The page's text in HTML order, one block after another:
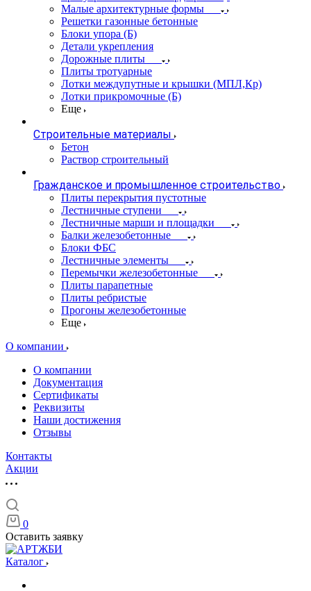
Малые архитектурные формы
Решетки газонные бетонные
Блоки упора (Б)
Детали укрепления
Дорожные плиты
Плиты тротуарные
Лотки междупутные и крышки (МПЛ,Кр)
Лотки прикромочные (Б)
Еще
Строительные материалы
Бетон
Раствор строительный
Гражданское и промышленное строительство
Плиты перекрытия пустотные
Лестничные ступени
Лестничные марши и площадки
Балки железобетонные
Блоки ФБС
Лестничные элементы
Перемычки железобетонные
Плиты парапетные
Плиты ребристые
Прогоны железобетонные
Еще
О компании
О компании
Документация
Сертификаты
Реквизиты
Наши достижения
Отзывы
Контакты
Акции
0
Оставить заявку
Каталог